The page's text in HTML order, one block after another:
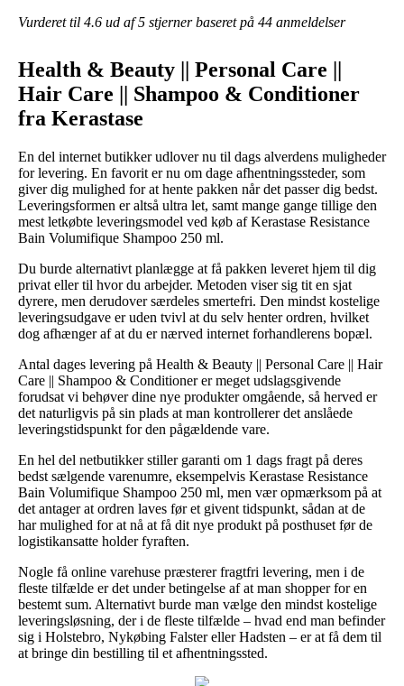
Vurderet til 4.6 ud af 5 stjerner baseret på 44 anmeldelser
Health & Beauty || Personal Care ||
Hair Care || Shampoo & Conditioner
fra Kerastase
En del internet butikker udlover nu til dags alverdens muligheder
for levering. En favorit er nu om dage afhentningssteder, som
giver dig mulighed for at hente pakken når det passer dig bedst.
Leveringsformen er altså ultra let, samt mange gange tillige den
mest letkøbte leveringsmodel ved køb af Kerastase Resistance
Bain Volumifique Shampoo 250 ml.
Du burde alternativt planlægge at få pakken leveret hjem til dig
privat eller til hvor du arbejder. Metoden viser sig tit en sjat
dyrere, men derudover særdeles smertefri. Den mindst kostelige
leveringsudgave er uden tvivl at du selv henter ordren, hvilket
dog afhænger af at du er nærved internet forhandlerens bopæl.
Antal dages levering på Health & Beauty || Personal Care || Hair
Care || Shampoo & Conditioner er meget udslagsgivende
forudsat vi behøver dine nye produkter omgående, så herved er
det naturligvis på sin plads at man kontrollerer det anslåede
leveringstidspunkt for den pågældende vare.
En hel del netbutikker stiller garanti om 1 dags fragt på deres
bedst sælgende varenumre, eksempelvis Kerastase Resistance
Bain Volumifique Shampoo 250 ml, men vær opmærksom på at
det antager at ordren laves før et givent tidspunkt, sådan at de
har mulighed for at nå at få dit nye produkt på posthuset før de
logistikansatte holder fyraften.
Nogle få online varehuse præsterer fragtfri levering, men i de
fleste tilfælde er det under betingelse af at man shopper for en
bestemt sum. Alternativt burde man vælge den mindst kostelige
leveringsløsning, der i de fleste tilfælde – hvad end man befinder
sig i Holstebro, Nykøbing Falster eller Hadsten – er at få dem til
at bringe din bestilling til et afhentningssted.